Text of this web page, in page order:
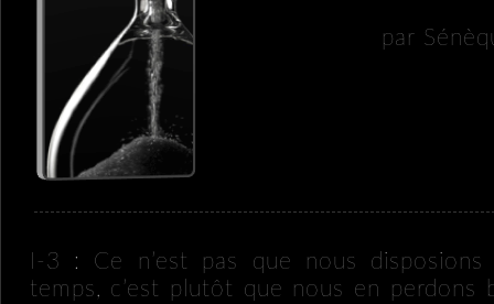
par
I-3 : Ce n’est pas que nous
temps, c’est plutôt que nous en perdons